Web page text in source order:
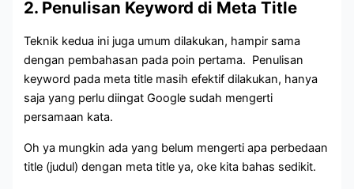
2. Penulisan Keyword di Meta Title
Teknik kedua ini juga umum dilakukan, hampir sama
dengan pembahasan pada poin pertama. Penulisan
keyword pada meta title masih efektif dilakukan, hanya
saja yang perlu diingat Google sudah mengerti
persamaan kata.
Oh ya mungkin ada yang belum mengerti apa perbedaan
title (judul) dengan meta title ya, oke kita bahas sedikit.